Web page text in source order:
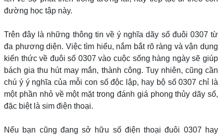
đường học tập này.
Trên đây là những thông tin về ý nghĩa dãy số đuôi 0307 từ
đa phương diện. Việc tìm hiểu, nắm bắt rõ ràng và vận dụng
kiến thức về đuôi số 0307 vào cuộc sống hàng ngày sẽ giúp
bách gia thu hút may mắn, thành công. Tuy nhiên, cũng cần
chú ý ý nghĩa của mỗi con số độc lập, hay bộ số 0307 chỉ là
một phần nhỏ về một mặt trong đánh giá phong thủy dãy số,
đặc biệt là sim điện thoại.
Nếu bạn cũng đang sở hữu số điện thoại đuôi 0307 hay